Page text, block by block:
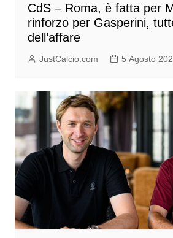
CdS – Roma, è fatta per
rinforzo per Gasperini,
dell’affare
JustCalcio.com 5 Agosto